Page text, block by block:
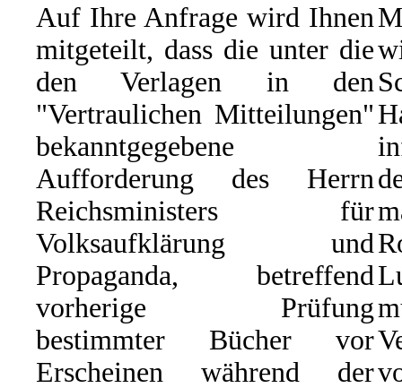
Auf Ihre Anfrage wird Ihnen
mitgeteilt, dass die unter die
den Verlagen in den
"Vertraulichen Mitteilungen"
bekanntgegebene
Aufforderung des Herrn
Reichsministers für
Volksaufklärung und
Propaganda, betreffend
vorherige Prüfung
bestimmter Bücher vor
Erscheinen während der